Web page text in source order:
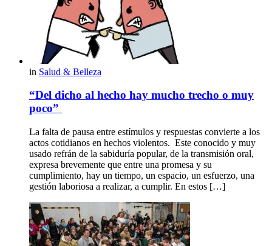
in Salud & Belleza
“Del dicho al hecho hay mucho trecho o muy
poco”
La falta de pausa entre estímulos y respuestas convierte a los
actos cotidianos en hechos violentos. Este conocido y muy
usado refrán de la sabiduría popular, de la transmisión oral,
expresa brevemente que entre una promesa y su
cumplimiento, hay un tiempo, un espacio, un esfuerzo, una
gestión laboriosa a realizar, a cumplir. En estos […]